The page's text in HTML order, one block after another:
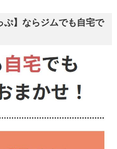
】ならジムでも自宅で